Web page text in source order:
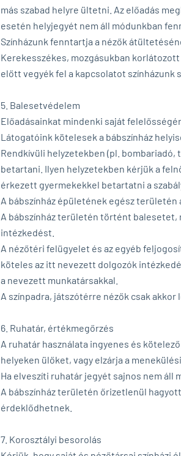
más szabad helyre ültetni. Az előadás
esetén helyjegyét nem áll módunkban
Színházunk fenntartja a nézők
Kerekesszékes, mozgásukban
előtt vegyék fel a kapcsolatot színházunk
5. Balesetvédelem
Előadásainkat mindenki saját
Látogatóink kötelesek a bábszínház
Rendkívüli helyzetekben (pl.
betartani. Ilyen helyzetekben kérjük a
érkezett gyermekekkel betartatni a
A bábszínház épületének egész
A bábszínház területén történt balesetet,
intézkedést.
A nézőtéri felügyelet és az egyéb
köteles az itt nevezett dolgozók
a nevezett munkatársakkal.
A színpadra, játszótérre nézők csak
6. Ruhatár, értékmegőrzés
A ruhatár használata ingyenes és
helyeken ülőket, vagy elzárja a
Ha elveszíti ruhatár jegyét sajnos nem áll
A bábszínház területén őrizetlenül
érdeklődhetnek.
7. Korosztályi besorolás